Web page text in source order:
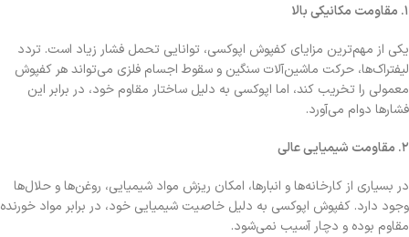
۱. مقاومت مکانیکی بالا
یکی از مهم‌ترین مزایای کفپوش اپوکسی، توانایی تحمل فشار زیاد است. تردد
لیفتراک‌ها، حرکت ماشین‌آلات سنگین و سقوط اجسام فلزی می‌تواند هر کفپوش
معمولی را تخریب کند، اما اپوکسی به دلیل ساختار مقاوم خود، در برابر این
فشارها دوام می‌آورد.
۲. مقاومت شیمیایی عالی
در بسیاری از کارخانه‌ها و انبارها، امکان ریزش مواد شیمیایی، روغن‌ها و حلال‌ها
وجود دارد. کفپوش اپوکسی به دلیل خاصیت شیمیایی خود، در برابر مواد خورنده
مقاوم بوده و دچار آسیب نمی‌شود.